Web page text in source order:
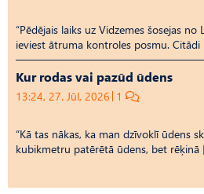
“Pēdējais laiks uz Vid­ze­mes šosejas
ieviest ātruma kontroles posmu. Citādi
Kur rodas vai pazūd ūdens
13:24, 27. Jūl, 2026 1
“Kā tas nākas, ka man dzīvoklī ūdens
kubikmetru patērētā ūdens, bet rēķinā